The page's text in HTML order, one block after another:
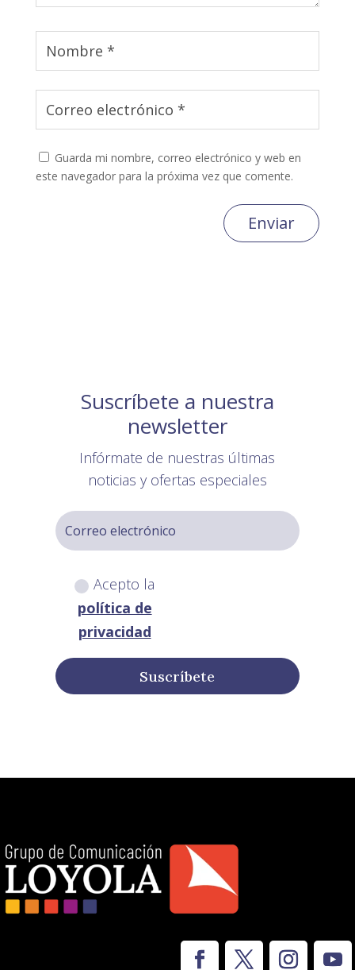
Guarda mi nombre, correo electrónico y web en
este navegador para la próxima vez que comente.
Enviar
Suscríbete a nuestra
newsletter
Infórmate de nuestras últimas
noticias y ofertas especiales
Acepto la
política de
privacidad
Suscríbete